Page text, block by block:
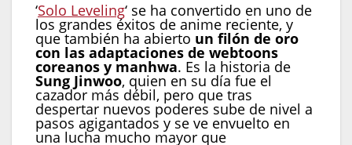
‘Solo Leveling‘ se ha convertido en uno de
los grandes éxitos de anime reciente, y
que también ha abierto un filón de oro
con las adaptaciones de webtoons
coreanos y manhwa. Es la historia de
Sung Jinwoo, quien en su día fue el
cazador más débil, pero que tras
despertar nuevos poderes sube de nivel a
pasos agigantados y se ve envuelto en
una lucha mucho mayor que